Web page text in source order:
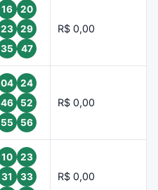
16
20
23
29
35
47
R$ 0,00
04
24
46
52
55
56
R$ 0,00
10
23
31
33
R$ 0,00